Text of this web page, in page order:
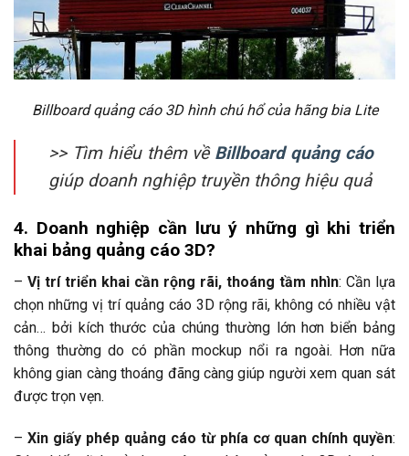
Billboard quảng cáo 3D hình chú hổ của hãng bia Lite
>> Tìm hiểu thêm về Billboard quảng cáo
giúp doanh nghiệp truyền thông hiệu quả
4. Doanh nghiệp cần lưu ý những gì khi triển
khai bảng quảng cáo 3D?
– Vị trí triển khai cần rộng rãi, thoáng tầm nhìn: Cần lựa
chọn những vị trí quảng cáo 3D rộng rãi, không có nhiều vật
cản… bởi kích thước của chúng thường lớn hơn biển bảng
thông thường do có phần mockup nổi ra ngoài. Hơn nữa
không gian càng thoáng đãng càng giúp người xem quan sát
được trọn vẹn.
– Xin giấy phép quảng cáo từ phía cơ quan chính quyền: